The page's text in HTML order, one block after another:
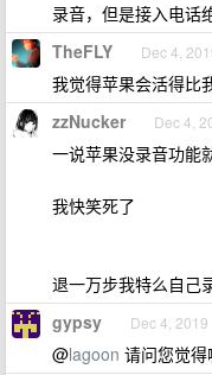
录音，但是接入电话
TheFLY Dec 4,
我觉得苹果会活得比
zzNucker Dec 4,
一说苹果没录音功能
我快笑死了
退一万步我特么自己
gypsy Dec 4, 2019
@lagoon 请问您觉